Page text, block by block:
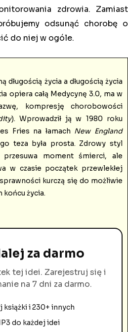
zdrowia. Zamiast
odsunąć chorobę o
do niej w ogóle.
długością życia a długością życia
opiera całą Medycynę 3.0, ma w
kompresję chorobowości
). Wprowadził ją w 1980 roku
Fries na łamach New England
teza była prosta. Zdrowy styl
przesuwa moment śmierci, ale
w czasie początek przewlekłej
kurczą się do możliwie
końcu życia.
za darmo
tej idei. Zarejestruj się i
na 7 dni za darmo.
książki i 230+ innych
do każdej idei